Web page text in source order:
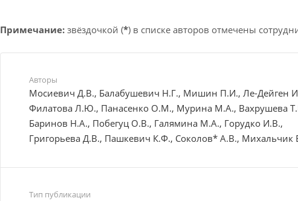
Примечание: звёздочкой (*) в списке авторов отмечены
Авторы
Мосиевич Д.В., Балабушевич Н.Г., Мишин П.И., Ле-Дейген
Филатова Л.Ю., Панасенко О.М., Мурина М.А., Вахрушева
Баринов Н.А., Побегуц О.В., Галямина М.А., Горудко И.В.,
Григорьева Д.В., Пашкевич К.Ф., Соколов* А.В., Михальчик
Тип публикации